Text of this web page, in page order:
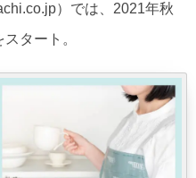
）では、2021年秋
タート。